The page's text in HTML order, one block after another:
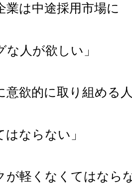
業は中途採用市場に
な人が欲しい」
意欲的に取り組める
はならない」
が軽くなくてはなら